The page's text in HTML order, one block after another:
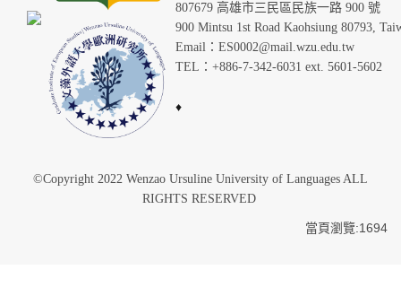
807679 高雄市三民區民族一路 900 號
900 Mintsu 1st Road Kaohsiung 80793,
Email：ES0002@mail.wzu.edu.tw
TEL：+886-7-342-6031 ext. 5601-5602
♦
©Copyright 2022 Wenzao Ursuline University of Languages ALL
RIGHTS RESERVED
當頁瀏覽:1694